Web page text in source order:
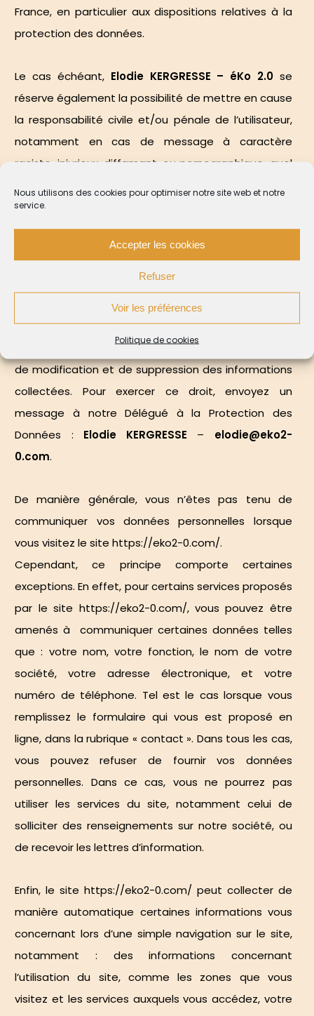
Nous utilisons des cookies pour optimiser notre site web et notre
service.
Accepter les cookies
Refuser
Voir les préférences
Politique de cookies
France, en particulier aux dispositions relatives à la
protection des données.
Le cas échéant, Elodie KERGRESSE – éKo 2.0se
réserve également la possibilité de mettre en cause
la responsabilité civile et/ou pénale de l’utilisateur,
notamment en cas de message à caractère
raciste, injurieux, diffamant, ou pornographique, quel
CNIL et gestion des
données personnelles
Conformément aux dispositions de
janvier 1978 modifiée, l’utilisateur du
https://eko2-0.com/dispose d’un droit d’accès,
de modification et de suppression des informations
collectées. Pour exercer ce droit, envoyez un
message à notre Délégué à la Protection des
Données : Elodie KERGRESSE – elodie@eko2-
0.com.
De manière générale, vous n’êtes pas tenu de
communiquer vos données personnelles lorsque
vous visitez le sitehttps://eko2-0.com/.
Cependant, ce principe comporte certaines
exceptions. En effet, pour certains services proposés
par le site https://eko2-0.com/, vous pouvez être
amenés à communiquer certaines données telles
que : votre nom, votre fonction, le nom de votre
société, votre adresse électronique, et votre
numéro de téléphone. Tel est le cas lorsque vous
remplissez le formulaire qui vous est proposé en
ligne, dans la rubrique « contact ». Dans tous les cas,
vous pouvez refuser de fournir vos données
personnelles. Dans ce cas, vous ne pourrez pas
utiliser les services du site, notamment celui de
solliciter des renseignements sur notre société, ou
de recevoir les lettres d’information.
Enfin, le site https://eko2-0.com/ peut collecter de
manière automatique certaines informations vous
concernant lors d’une simple navigation sur le site,
notamment : des informations concernant
l’utilisation du site, comme les zones que vous
visitez et les services auxquels vous accédez, votre